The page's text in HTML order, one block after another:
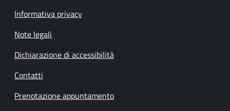
Informativa privacy
Note legali
Dichiarazione di accessibilità
Contatti
Prenotazione appuntamento